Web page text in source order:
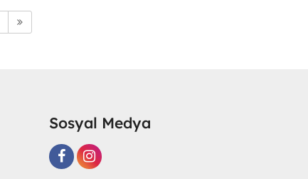
Sosyal Medya